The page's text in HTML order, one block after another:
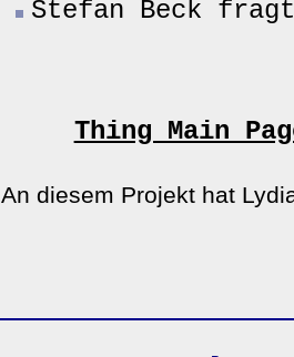
Stefan Beck
Thing Main
An diesem Projekt hat